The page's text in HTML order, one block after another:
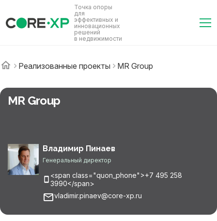
Точка опоры
для
эффективных и
инновационных
решений
в недвижимости
Реализованные проекты MR Group
MR Group
Владимир Пинаев
Генеральный директор
<span class="quon_phone">+7 495 258
3990</span>
vladimir.pinaev@core-xp.ru